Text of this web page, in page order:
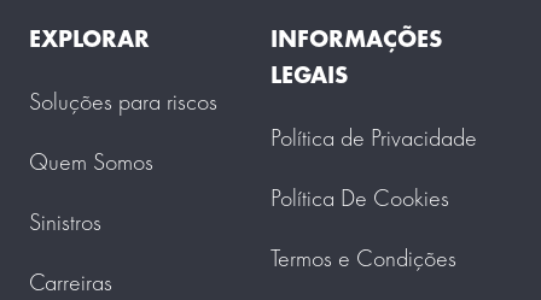
EXPLORAR
Soluções para riscos
Quem Somos
Sinistros
Carreiras
INFORMAÇÕES
LEGAIS
Política de Privacidade
Política De Cookies
Termos e Condições